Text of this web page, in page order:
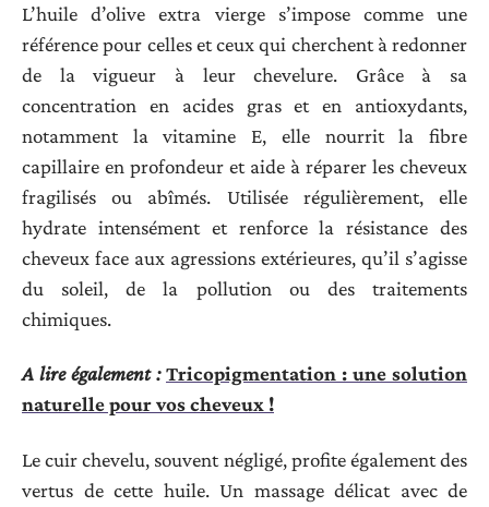
L’huile d’olive extra vierge s’impose comme une
référence pour celles et ceux qui cherchent à redonner
de la vigueur à leur chevelure. Grâce à sa
concentration en acides gras et en antioxydants,
notamment la vitamine E, elle nourrit la fibre
capillaire en profondeur et aide à réparer les cheveux
fragilisés ou abîmés. Utilisée régulièrement, elle
hydrate intensément et renforce la résistance des
cheveux face aux agressions extérieures, qu’il s’agisse
du soleil, de la pollution ou des traitements
chimiques.
A lire également : Tricopigmentation : une solution
naturelle pour vos cheveux !
Le cuir chevelu, souvent négligé, profite également des
vertus de cette huile. Un massage délicat avec de